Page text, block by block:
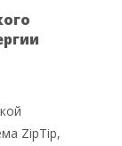
ZipTip,